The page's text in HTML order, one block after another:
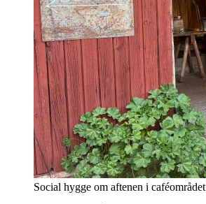
Social hygge om aftenen i caféområdet